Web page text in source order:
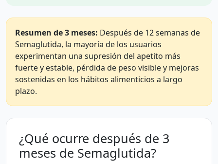
Resumen de 3 meses: Después de 12 semanas de
Semaglutida, la mayoría de los usuarios
experimentan una supresión del apetito más
fuerte y estable, pérdida de peso visible y mejoras
sostenidas en los hábitos alimenticios a largo
plazo.
¿Qué ocurre después de 3
meses de Semaglutida?